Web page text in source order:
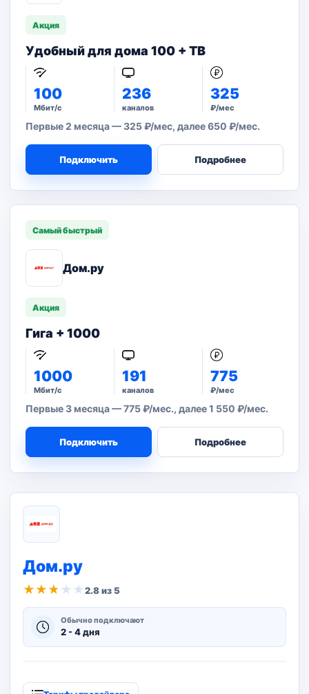
Акция
Удобный для дома 100 + ТВ
100
Мбит/с
236
каналов
325
₽/мес
Первые 2 месяца — 325 ₽/мес, далее 650 ₽/мес.
Подключить Подробнее
Самый быстрый
Дом.ру
Акция
Гига + 1000
1000
Мбит/с
191
каналов
775
₽/мес
Первые 3 месяца — 775 ₽/мес., далее 1 550 ₽/мес.
Подключить Подробнее
Дом.ру
★ ★ ★ ★ ★2.8 из 5
Обычно подключают
2 - 4 дня